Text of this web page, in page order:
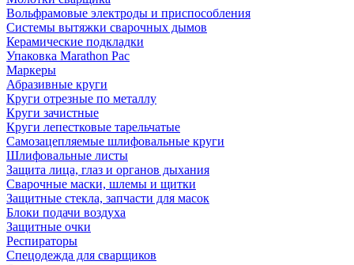
Вольфрамовые электроды и приспособления
Системы вытяжки сварочных дымов
Керамические подкладки
Упаковка Marathon Pac
Маркеры
Абразивные круги
Круги отрезные по металлу
Круги зачистные
Круги лепестковые тарельчатые
Самозацепляемые шлифовальные круги
Шлифовальные листы
Защита лица, глаз и органов дыхания
Сварочные маски, шлемы и щитки
Защитные стекла, запчасти для масок
Блоки подачи воздуха
Защитные очки
Респираторы
Спецодежда для сварщиков